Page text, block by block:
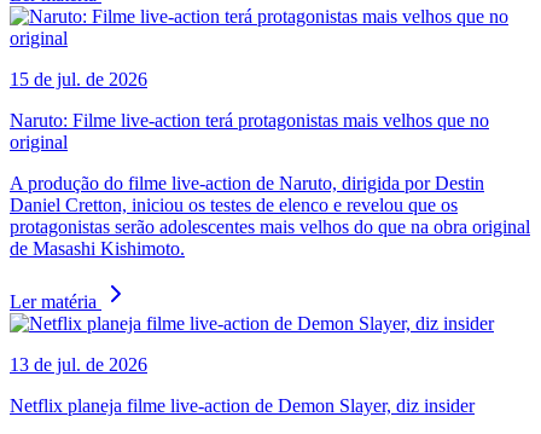
15 de jul. de 2026
Naruto: Filme live-action terá protagonistas mais velhos que no
original
A produção do filme live-action de Naruto, dirigida por Destin
Daniel Cretton, iniciou os testes de elenco e revelou que os
protagonistas serão adolescentes mais velhos do que na obra original
de Masashi Kishimoto.
Ler matéria
13 de jul. de 2026
Netflix planeja filme live-action de Demon Slayer, diz insider